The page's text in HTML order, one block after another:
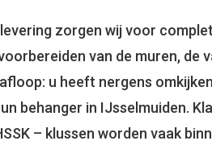
zorgen wij voor
van de muren, de
u heeft nergens
behanger in IJsselmuiden.
– klussen worden vaak